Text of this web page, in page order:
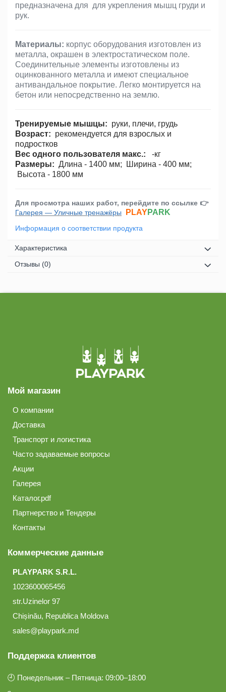
предназначена для для укрепления мышц груди и
рук.
Материалы: корпус оборудования изготовлен из
металла, окрашен в электростатическом поле.
Соединительные элементы изготовлены из
оцинкованного металла и имеют специальное
антивандальное покрытие. Легко монтируется на
бетон или непосредственно на землю.
Тренируемые мышцы: руки, плечи, грудь
Возраст: рекомендуется для взрослых и
подростков
Вес одного пользователя макс.:
-кг
Размеры: Длина - 1400 мм; Ширина - 400 мм;
Высота - 1800 мм
Для просмотра наших работ, перейдите по ссылке 👉
Галерея — Уличные тренажёры
PLAYPARK
Информация о соответствии продукта
Характеристика
Отзывы (0)
Мой магазин
О компании
Доставка
Транспорт и логистика
Часто задаваемые вопросы
Акции
Галерея
Каталог.pdf
Партнерство и Тендеры
Контакты
Коммерческие данные
PLAYPARK S.R.L.
1023600065456
str.Uzinelor 97
Chișinău, Republica Moldova
sales@playpark.md
Поддержка клиентов
🕘 Понедельник – Пятница: 09:00–18:00